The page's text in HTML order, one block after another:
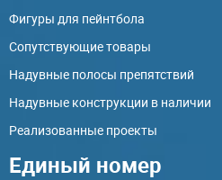
Фигуры для пейнтбола
Сопутствующие товары
Надувные полосы препятствий
Надувные конструкции в наличии
Реализованные проекты
Единый номер